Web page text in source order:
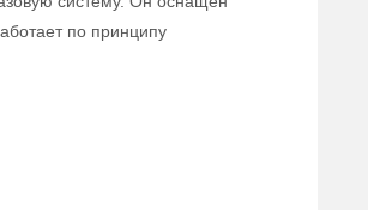
по принципу